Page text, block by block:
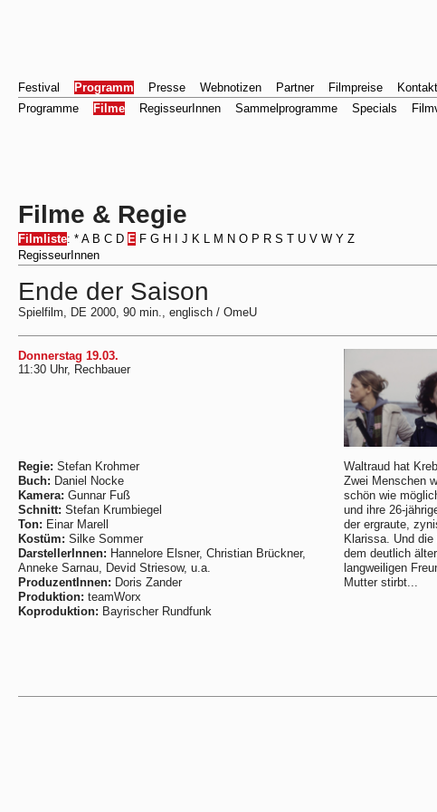
Festival Programm Presse Webnotizen Partner Filmpreise Kontakt
Programme
Filme RegisseurInnen Sammelprogramme Specials
Filme & Regie
Filmliste: * A B C D E F G H J K L M N O P R S T U V W Y Z
RegisseurInnen
Ende der Saison
Spielfilm, DE 2000, 90 min., englisch / OmeU
Donnerstag 19.03.
11:30 Uhr, Rechbauer
Regie: Stefan Krohmer
Buch: Daniel Nocke
Kamera: Gunnar Fuß
Schnitt: Stefan Krumbiegel
Ton: Einar Marell
Kostüm: Silke Sommer
DarstellerInnen: Hannelore Elsner, Christian Brückner,
Anneke Sarnau, Devid Striesow, u.a.
ProduzentInnen: Doris Zander
Produktion: teamWorx
Koproduktion: Bayrischer Rundfunk
Waltraud hat
Zwei Menschen
schön wie
und ihre 26-
der ergraute,
Klarissa. Und
dem deutlich
langweiligen
Mutter stirbt...